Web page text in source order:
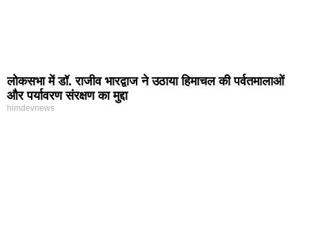
लोकसभा में डॉ. राजीव भारद्वाज ने उठाया हिमाचल की पर्वतमालाओं
और पर्यावरण संरक्षण का मुद्दा
himdevnews